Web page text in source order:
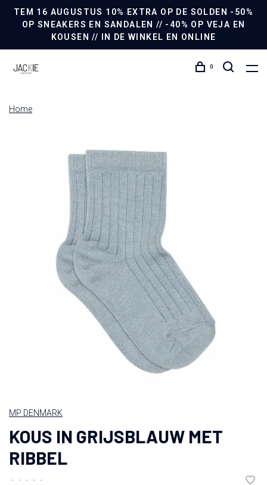
TEM 16 AUGUSTUS 10% EXTRA OP DE SOLDEN -50%
OP SNEAKERS EN SANDALEN // -40% OP VEJA EN
KOUSEN // IN DE WINKEL EN ONLINE
0
Home
MP DENMARK
KOUS IN GRIJSBLAUW MET
RIBBEL
• • • •
•